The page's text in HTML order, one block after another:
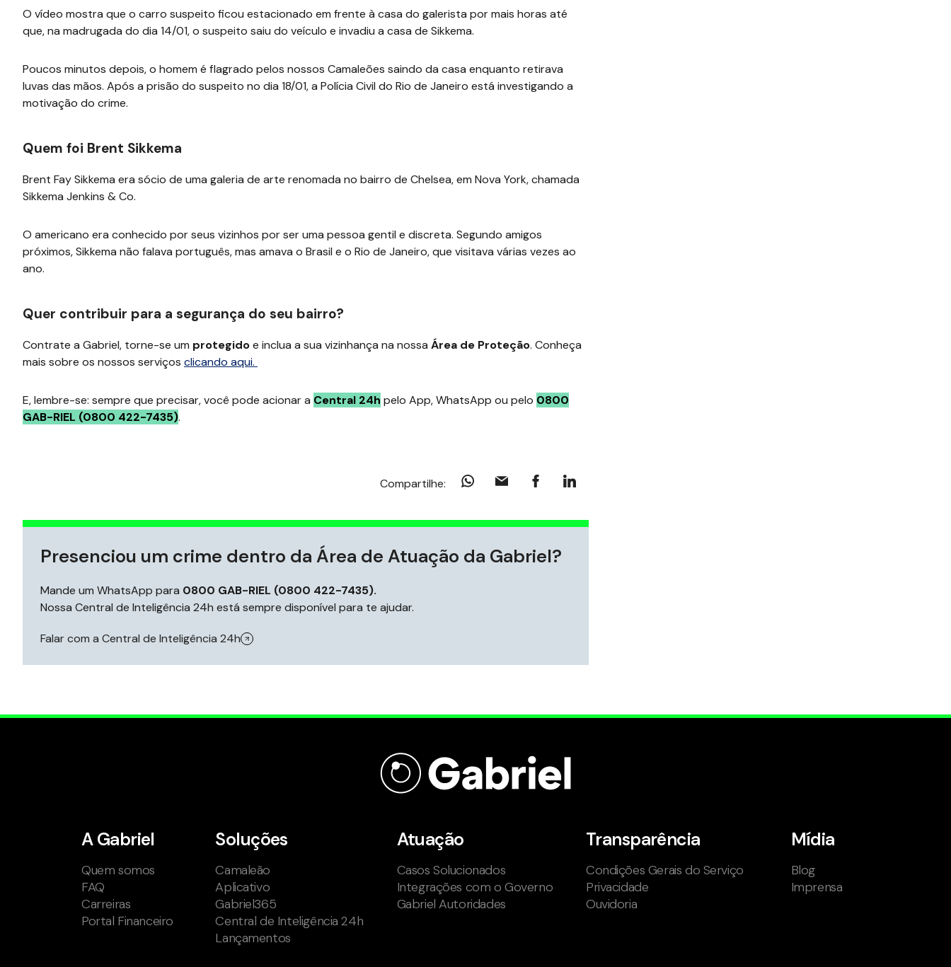
O vídeo mostra que o carro suspeito ficou estacionado em frente à casa do galerista por mais horas até
que, na madrugada do dia 14/01, o suspeito saiu do veículo e invadiu a casa de Sikkema.
Poucos minutos depois, o homem é flagrado pelos nossos Camaleões saindo da casa enquanto retirava
luvas das mãos. Após a prisão do suspeito no dia 18/01, a Polícia Civil do Rio de Janeiro está investigando a
motivação do crime.
Quem foi Brent Sikkema
Brent Fay Sikkema era sócio de uma galeria de arte renomada no bairro de Chelsea, em Nova York, chamada
Sikkema Jenkins & Co.
O americano era conhecido por seus vizinhos por ser uma pessoa gentil e discreta. Segundo amigos
próximos, Sikkema não falava português, mas amava o Brasil e o Rio de Janeiro, que visitava várias vezes ao
ano.
Quer contribuir para a segurança do seu bairro?
Contrate a Gabriel, torne-se um protegidoe inclua a sua vizinhança na nossa Área de Proteção. Conheça
mais sobre os nossos serviços clicando aqui.
E, lembre-se: sempre que precisar, você pode acionar a Central 24h pelo App, WhatsApp ou pelo 0800
GAB-RIEL (0800 422-7435).
Compartilhe:
Presenciou um crime dentro da Área de Atuação da Gabriel?
Mande um WhatsApp para 0800 GAB-RIEL (0800 422-7435).
Nossa Central de Inteligência 24h está sempre disponível para te ajudar.
Falar com a Central de Inteligência 24h
A Gabriel
Quem somos
FAQ
Carreiras
Portal Financeiro
Soluções
Camaleão
Aplicativo
Gabriel365
Central de Inteligência 24h
Lançamentos
Atuação
Casos Solucionados
Integrações com o Governo
Gabriel Autoridades
Transparência
Condições Gerais do Serviço
Privacidade
Ouvidoria
Mídia
Blog
Imprensa